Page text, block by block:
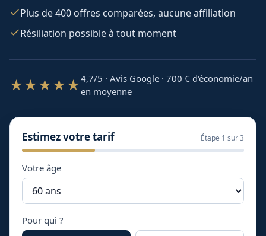
Plus de 400 offres comparées, aucune affiliation
Résiliation possible à tout moment
★★★★★4,7/5 · Avis Google · 700 € d'économie/an
en moyenne
Estimez votre tarif Étape 1 sur 3
Votre âge
Pour qui ?